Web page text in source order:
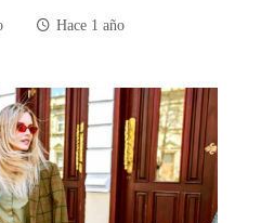
Hace 1 año